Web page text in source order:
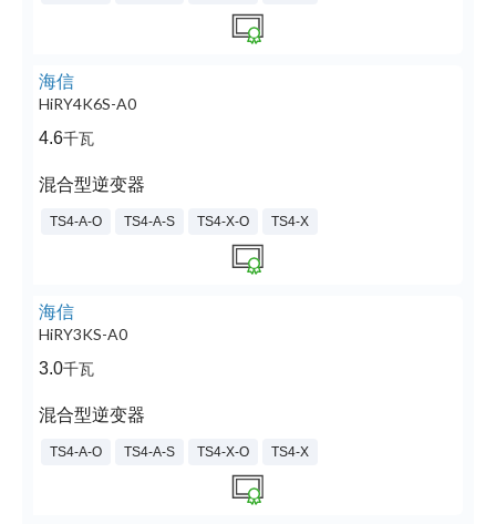
海信
HiRY4K6S-A0
4.6千瓦
混合型逆变器
TS4-A-O TS4-A-S TS4-X-O TS4-X
海信
HiRY3KS-A0
3.0千瓦
混合型逆变器
TS4-A-O TS4-A-S TS4-X-O TS4-X